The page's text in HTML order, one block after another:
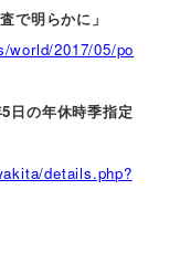
で明らかに」
world/2017/05/po
日の年休時季指定
details.php?